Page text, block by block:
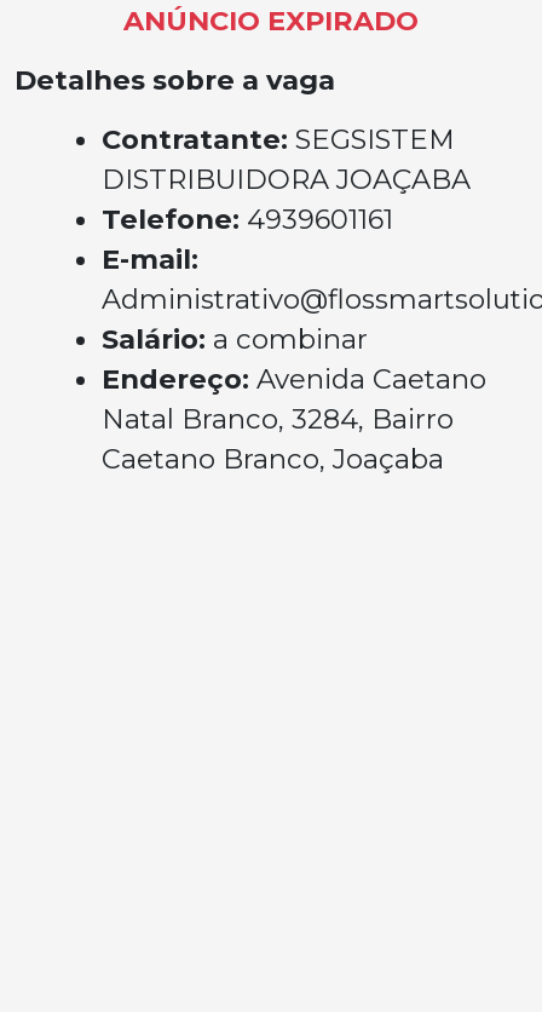
ANÚNCIO EXPIRADO
Detalhes sobre a vaga
Contratante: SEGSISTEM
DISTRIBUIDORA JOAÇABA
Telefone: 4939601161
E-mail:
Salário: a combinar
Endereço: Avenida Caetano
Natal Branco, 3284, Bairro
Caetano Branco, Joaçaba